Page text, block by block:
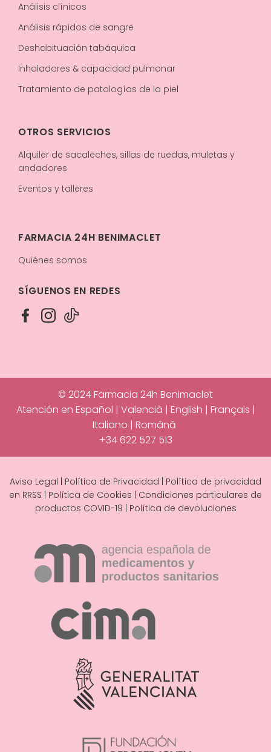
Análisis clínicos
Análisis rápidos de sangre
Deshabituación tabáquica
Inhaladores & capacidad pulmonar
Tratamiento de patologías de la piel
OTROS SERVICIOS
Alquiler de sacaleches, sillas de ruedas, muletas y
andadores
Eventos y talleres
FARMACIA 24H BENIMACLET
Quiénes somos
SÍGUENOS EN REDES
© 2024 Farmacia 24h Benimaclet
Atención en Español | Valencià | English | Français |
Italiano | Română
+34 622 527 513
Aviso Legal | Política de Privacidad | Política de privacidad
en RRSS | Política de Cookies | Condiciones particulares de
productos COVID-19 | Política de devoluciones